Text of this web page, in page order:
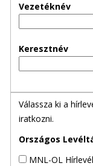
Vezetéknév
Keresztnév
Válassza ki a
iratkozni.
Országos
MNL-OL Hírlevél